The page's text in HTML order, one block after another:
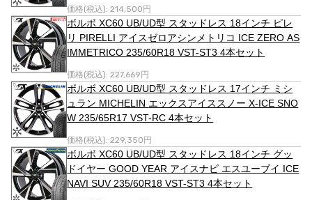
価格(税込): 214,500円
ボルボ XC60 UB/UD型 スタッドレス 18インチ ピレ
リ PIRELLI アイスゼロアシンメトリコ ICE ZERO AS
IMMETRICO 235/60R18 VST-ST3 4本セット
価格(税込): 227,669円
ボルボ XC60 UB/UD型 スタッドレス 17インチ ミシ
ュラン MICHELIN エックスアイススノー X-ICE SNO
W 235/65R17 VST-RC 4本セット
価格(税込): 229,350円
ボルボ XC60 UB/UD型 スタッドレス 18インチ グッ
ドイヤー GOOD YEAR アイスナビ エスユーブイ ICE
NAVI SUV 235/60R18 VST-ST3 4本セット